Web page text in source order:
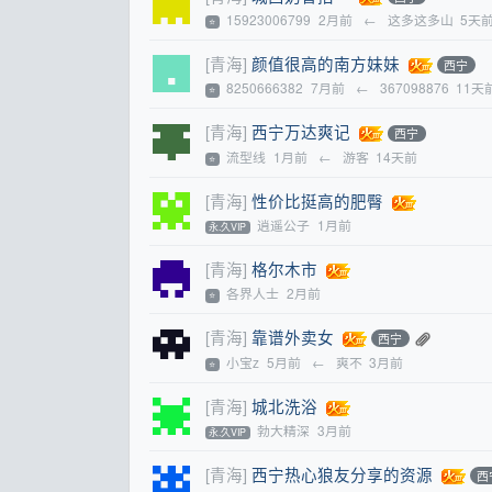
⭐ 15923006799 2月前 ← 这多这多山 5天前
[青海] 颜值很高的南方妹妹 西宁
⭐ 8250666382 7月前 ← 367098876 11天
[青海] 西宁万达爽记 西宁
⭐ 流型线 1月前 ← 游客 14天前
[青海] 性价比挺高的肥臀
永.久VIP 逍遥公子 1月前
[青海] 格尔木市
⭐ 各界人士 2月前
[青海] 靠谱外卖女 西宁
⭐ 小宝z 5月前 ← 爽不 3月前
[青海] 城北洗浴
永.久VIP 勃大精深 3月前
[青海] 西宁热心狼友分享的资源 西